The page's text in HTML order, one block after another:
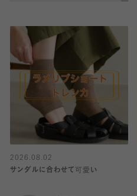
2026.08.02
サンダルに合わせて可愛い